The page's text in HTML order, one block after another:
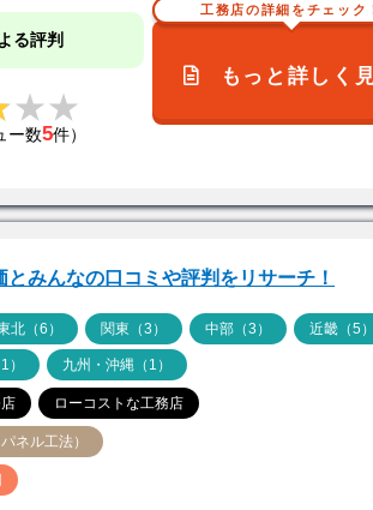
る評判
ー数5件）
工務店の詳細をチェック
もっと詳しく
とみんなの口コミや評判をリサーチ！
北（6） 関東（3） 中部（3） 近畿（5）
） 九州・沖縄（1）
ローコストな工務店
ネル工法）